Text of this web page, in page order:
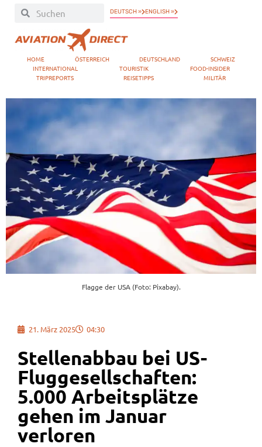
DEUTSCH » ENGLISH »
HOME ÖSTERREICH DEUTSCHLAND
SCHWEIZ
INTERNATIONAL
TOURISTIK
FOOD-INSIDER
TRIPREPORTS
REISETIPPS MILITÄR
Flagge der USA (Foto: Pixabay).
21. März 2025 04:30
Stellenabbau bei US-
Fluggesellschaften:
5.000 Arbeitsplätze
gehen im Januar
verloren